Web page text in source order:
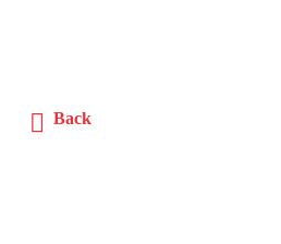
Back